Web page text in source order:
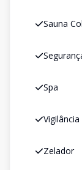
Sauna
Spa
Vigilância
Zelador